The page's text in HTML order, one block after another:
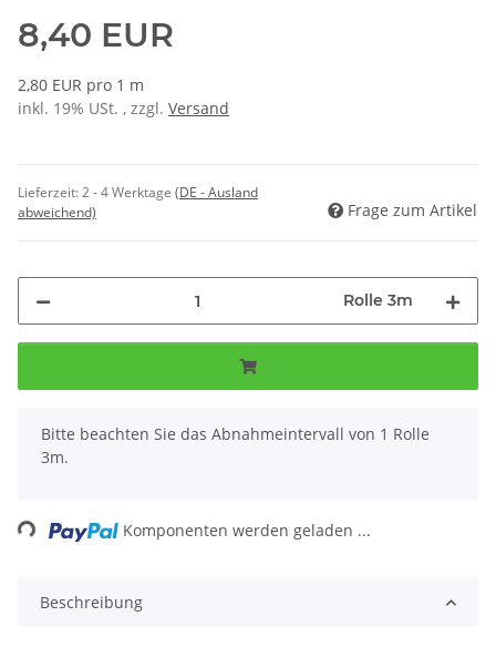
8,40 EUR
2,80 EUR pro 1 m
inkl. 19% USt. , zzgl. Versand
Lieferzeit:2 - 4 Werktage (DE - Ausland
abweichend)
Frage zum Artikel
Rolle 3m
x
Bitte beachten Sie das Abnahmeintervall von 1 Rolle
3m.
Komponenten werden geladen ...
Beschreibung